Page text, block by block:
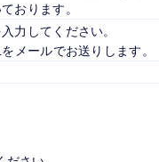
おります。
力してください。
メールでお送りします。